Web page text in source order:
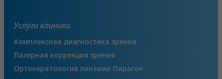
Услуги клиники
Комплексная диагностика зрения
Лазерная коррекция зрения
Ортокератология линзами Парагон